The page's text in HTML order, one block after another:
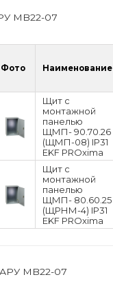
MB22-07
Фото Наименование
Щит с
монтажной
панелью
ЩМП- 90.70.26
(ЩМП-08) IP31
EKF PROxima
Щит с
монтажной
панелью
ЩМП- 80.60.25
(ЩРНМ-4) IP31
EKF PROxima
MB22-07